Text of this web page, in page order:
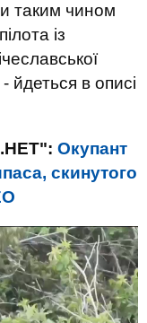
таким чином
із
йдеться в описі
Окупант
скинутого